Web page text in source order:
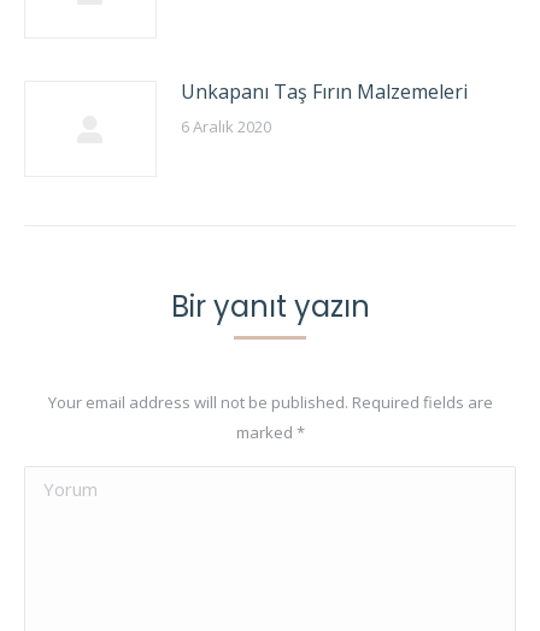
Unkapanı Taş Fırın Malzemeleri
6 Aralık 2020
Bir yanıt yazın
Your email address will not be published. Required fields are
marked *
Yorum